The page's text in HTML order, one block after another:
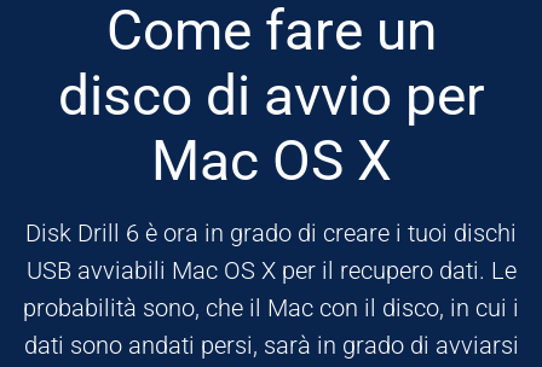
Come fare un
disco di avvio per
Mac OS X
Disk Drill 6 è ora in grado di creare i tuoi dischi
USB avviabili Mac OS X per il recupero dati. Le
probabilità sono, che il Mac con il disco, in cui i
dati sono andati persi, sarà in grado di avviarsi